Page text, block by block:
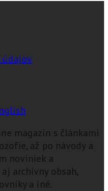
údajov
magazín s článkami
až po návody a
noviniek a
archívny obsah,
a iné.